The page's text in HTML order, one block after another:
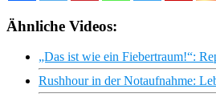
Ähnliche Videos:
„Das ist wie ein Fiebertraum!“:
Rushhour in der Notaufnahme: